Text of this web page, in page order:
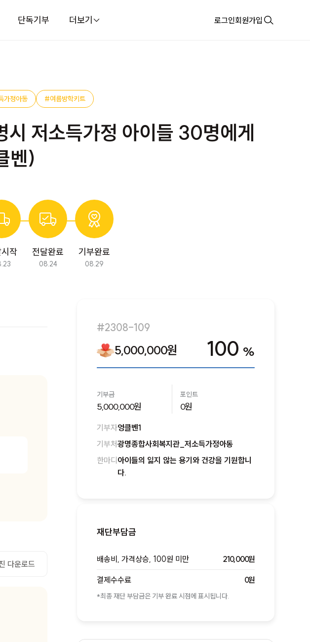
단독기부 더보기 로그인회원가입
가정아동 #여름방학키트
저소득가정 아이들 30명에게
벤)
작 전달완료
08.24
기부완료
08.29
다운로드
다운로드
#2308-109
5,000,000원 100 %
기부금
5,000,000원
포인트
0원
기부자엉클벤1
기부처광명종합사회복지관_저소득가정아동
한마디 아이들의 잃지 않는 용기와 건강을 기원합니
다.
재단부담금
배송비, 가격상승, 100원 미만 210,000원
결제수수료 0원
*최종 재단 부담금은 기부 완료 시점에 표시됩니다.